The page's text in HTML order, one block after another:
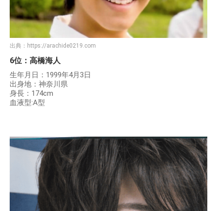
出典： https://arachide0219.com
6位：高橋海人
生年月日：1999年4月3日
出身地：神奈川県
身長：174cm
血液型:A型